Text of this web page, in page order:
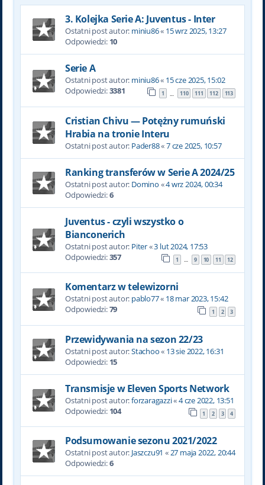
3. Kolejka Serie A: Juventus - Inter
Ostatni post autor: miniu86« 15 wrz 2025, 13:27
Odpowiedzi: 10
Serie A
Ostatni post autor: miniu86« 15 cze 2025, 15:02
Odpowiedzi:3381 1 … 110 111 112 113
Cristian Chivu — Potężny rumuński
Hrabia na tronie Interu
Ostatni post autor: Pader88«7 cze 2025, 10:57
Ranking transferów w Serie A 2024/25
Ostatni post autor: Domino «4 wrz 2024, 00:34
Odpowiedzi:6
Juventus - czyli wszystko o
Bianconerich
Ostatni post autor: Piter«3 lut 2024, 17:53
Odpowiedzi:357 1 … 9 10 11 12
Komentarz w telewizorni
Ostatni post autor: pablo77« 18 mar 2023, 15:42
Odpowiedzi:79 1 2 3
Przewidywania na sezon 22/23
Ostatni post autor:Stachoo« 13 sie 2022, 16:31
Odpowiedzi: 15
Transmisje w Eleven Sports Network
Ostatni post autor:forzaragazzi«4 cze 2022, 13:51
Odpowiedzi: 104 1 2 3 4
Podsumowanie sezonu 2021/2022
Ostatni post autor: Jaszczu91 «27 maja 2022, 20:44
Odpowiedzi:6